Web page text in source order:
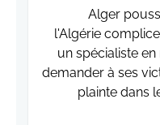
"Alger
l'Algérie
un spécialiste
demander à ses
plainte dans